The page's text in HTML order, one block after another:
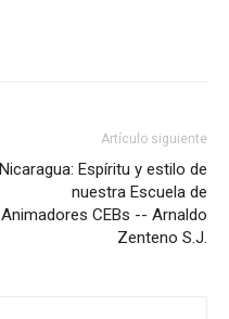
Artículo siguiente
Nicaragua: Espíritu y estilo de
nuestra Escuela de
Animadores CEBs -- Arnaldo
Zenteno S.J.